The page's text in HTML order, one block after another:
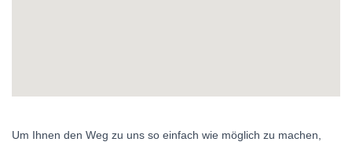
Um Ihnen den Weg zu uns so einfach wie möglich zu machen,